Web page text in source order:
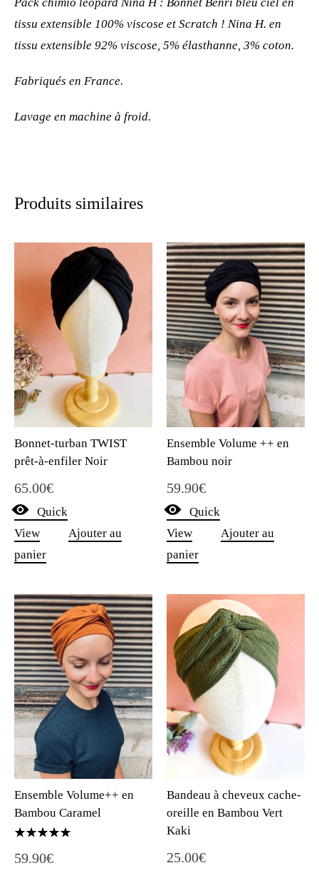
tissu extensible 100% viscose et Scratch ! Nina H. en
tissu extensible 92% viscose, 5% élasthanne, 3% coton.
Fabriqués en France.
Lavage en machine à froid.
Produits similaires
Bonnet-turban TWIST
prêt-à-enfiler Noir
65.00€
Quick
View
Ajouter au
panier
Ensemble Volume ++ en
Bambou noir
59.90€
Quick
View
Ajouter au
panier
Ensemble Volume++ en
Bambou Caramel
5.00
59.90€
Bandeau à cheveux cache-
oreille en Bambou Vert
Kaki
25.00€